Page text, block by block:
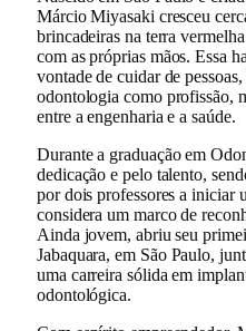
Márcio Miyasaki cresceu
brincadeiras na terra
com as próprias mãos. Essa
vontade de cuidar de
odontologia como profissão,
entre a engenharia e a saúde.
Durante a graduação em
dedicação e pelo talento,
por dois professores a iniciar
considera um marco de
Ainda jovem, abriu seu
Jabaquara, em São Paulo,
uma carreira sólida em
odontológica.